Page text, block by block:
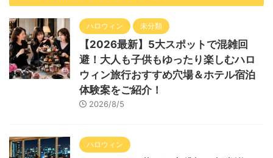
ハロウィン 未分類
【2026最新】5大スポットで混雑回
避！大人も子供もゆったり楽しむハロ
ウィン旅行おすすめ穴場＆ホテル宿泊
体験案をご紹介！
2026/8/5
ハロウィン